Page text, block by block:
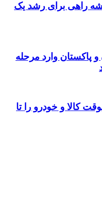
| نقشه راهی برای رشد یک
و پاکستان وارد مرحله
کالا و خودرو را تا